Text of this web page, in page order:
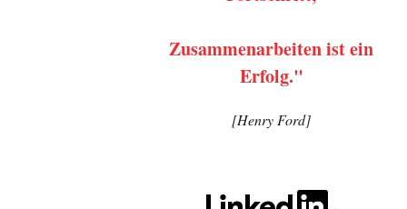
Zusammenarbeiten ist ein
Erfolg."
[Henry Ford]